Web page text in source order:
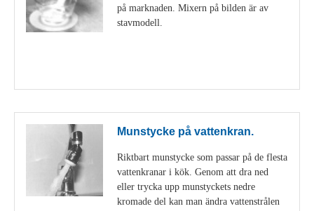
på marknaden. Mixern på bilden är av
stavmodell.
Munstycke på vattenkran.
Riktbart munstycke som passar på de flesta
vattenkranar i kök. Genom att dra ned
eller trycka upp munstyckets nedre
kromade del kan man ändra vattenstrålen